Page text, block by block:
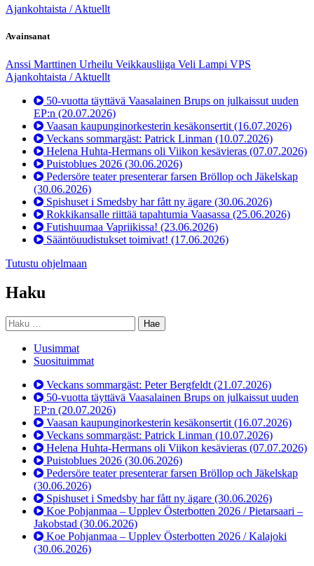
Ajankohtaista / Aktuellt
Avainsanat
Anssi Marttinen Urheilu Veikkausliiga Veli Lampi VPS
Ajankohtaista / Aktuellt
50-vuotta täyttävä Vaasalainen Brups on julkaissut uuden
EP:n (20.07.2026)
Vaasan kaupunginorkesterin kesäkonsertit (16.07.2026)
Veckans sommargäst: Patrick Linman (10.07.2026)
Helena Huhta-Hermans oli Viikon kesävieras (07.07.2026)
Puistoblues 2026 (30.06.2026)
Pedersöre teater presenterar farsen Bröllop och Jäkelskap
(30.06.2026)
Spishuset i Smedsby har fått ny ägare (30.06.2026)
Rokkikansalle riittää tapahtumia Vaasassa (25.06.2026)
Futishuumaa Vapriikissa! (23.06.2026)
Sääntöuudistukset toimivat! (17.06.2026)
Tutustu ohjelmaan
Haku
Haku:
Uusimmat
Suosituimmat
Veckans sommargäst: Peter Bergfeldt (21.07.2026)
50-vuotta täyttävä Vaasalainen Brups on julkaissut uuden
EP:n (20.07.2026)
Vaasan kaupunginorkesterin kesäkonsertit (16.07.2026)
Veckans sommargäst: Patrick Linman (10.07.2026)
Helena Huhta-Hermans oli Viikon kesävieras (07.07.2026)
Puistoblues 2026 (30.06.2026)
Pedersöre teater presenterar farsen Bröllop och Jäkelskap
(30.06.2026)
Spishuset i Smedsby har fått ny ägare (30.06.2026)
Koe Pohjanmaa – Upplev Österbotten 2026 / Pietarsaari –
Jakobstad (30.06.2026)
Koe Pohjanmaa – Upplev Österbotten 2026 / Kalajoki
(30.06.2026)